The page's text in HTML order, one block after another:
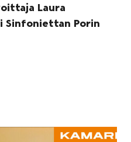
Laura
Sinfoniettan Porin